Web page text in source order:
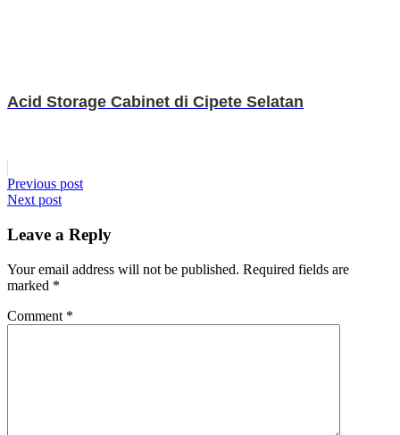
Acid Storage Cabinet di Cipete Selatan
Post
navigation
Previous post
Next post
Leave a Reply
Your email address will not be published. Required fields are
marked *
Comment *